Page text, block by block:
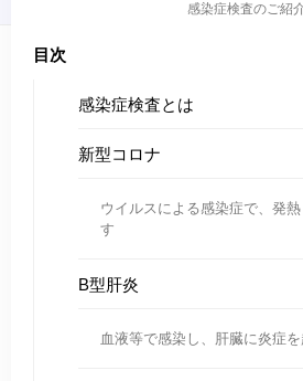
感染症検査のご紹
目次
感染症検査とは
新型コロナ
ウイルスによる感染症で、発
す
B型肝炎
血液等で感染し、肝臓に炎症